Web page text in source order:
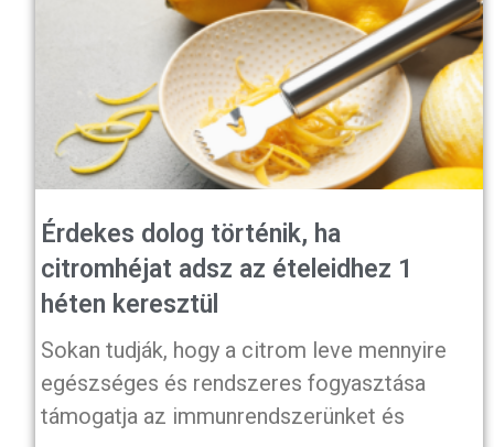
Érdekes dolog történik, ha
citromhéjat adsz az ételeidhez 1
héten keresztül
Sokan tudják, hogy a citrom leve mennyire
egészséges és rendszeres fogyasztása
támogatja az immunrendszerünket és